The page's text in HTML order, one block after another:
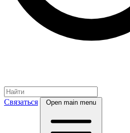
Связаться Open main menu